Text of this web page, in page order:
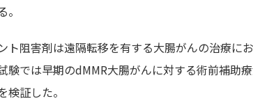
ト阻害剤は遠隔転移を有する大腸がんの治療に
験では早期のdMMR大腸がんに対する術前補助
証した。